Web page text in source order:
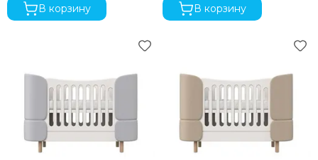
В корзину
В корзину